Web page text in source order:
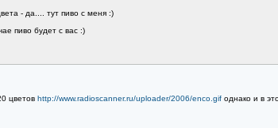
- да.... тут пиво с меня :)
пиво будет с вас :)
цветов http://www.radioscanner.ru/uploader/2006/enco.gifоднако и в